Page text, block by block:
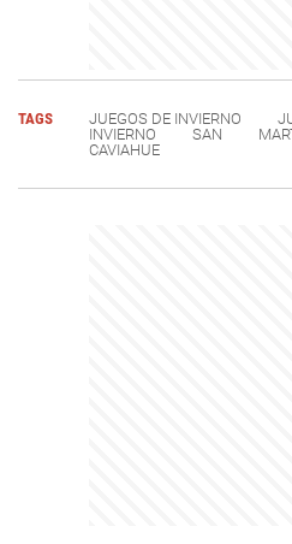
TAGS JUEGOS DE INVIERNO
INVIERNO
SAN
CAVIAHUE